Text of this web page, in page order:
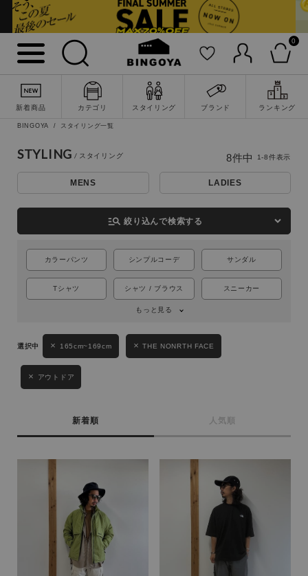
0
新着商品 カテゴリ スタイリング ブランド ランキング
MENS KIDS
BINGOYA スタイリング一覧
STYLING
MENS LADIES
manage_search 絞り込んで検索する
カラーパンツ シンプルコーデ サンダル
Tシャツ シャツ / ブラウス スニーカー
もっと見る
165cm~169cm THE NONRTH FACE
アウトドア
新着順 人気順
8件中 1-8件表示